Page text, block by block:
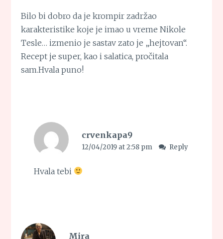
Bilo bi dobro da je krompir zadržao
karakteristike koje je imao u vreme Nikole
Tesle… izmenio je sastav zato je „hejtovan“.
Recept je super, kao i salatica, pročitala
sam.Hvala puno!
crvenkapa9
12/04/2019 at 2:58 pm Reply
Hvala tebi
Mira